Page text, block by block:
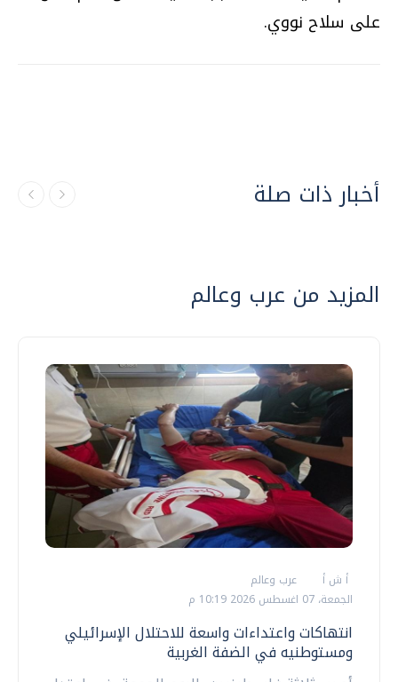
على سلاح نووي.
أخبار ذات صلة
المزيد من عرب وعالم
أ ش أ
عرب وعالم
الجمعة، 07 اغسطس 2026 10:19 م
انتهاكات واعتداءات واسعة للاحتلال الإسرائيلي
ومستوطنيه في الضفة الغربية